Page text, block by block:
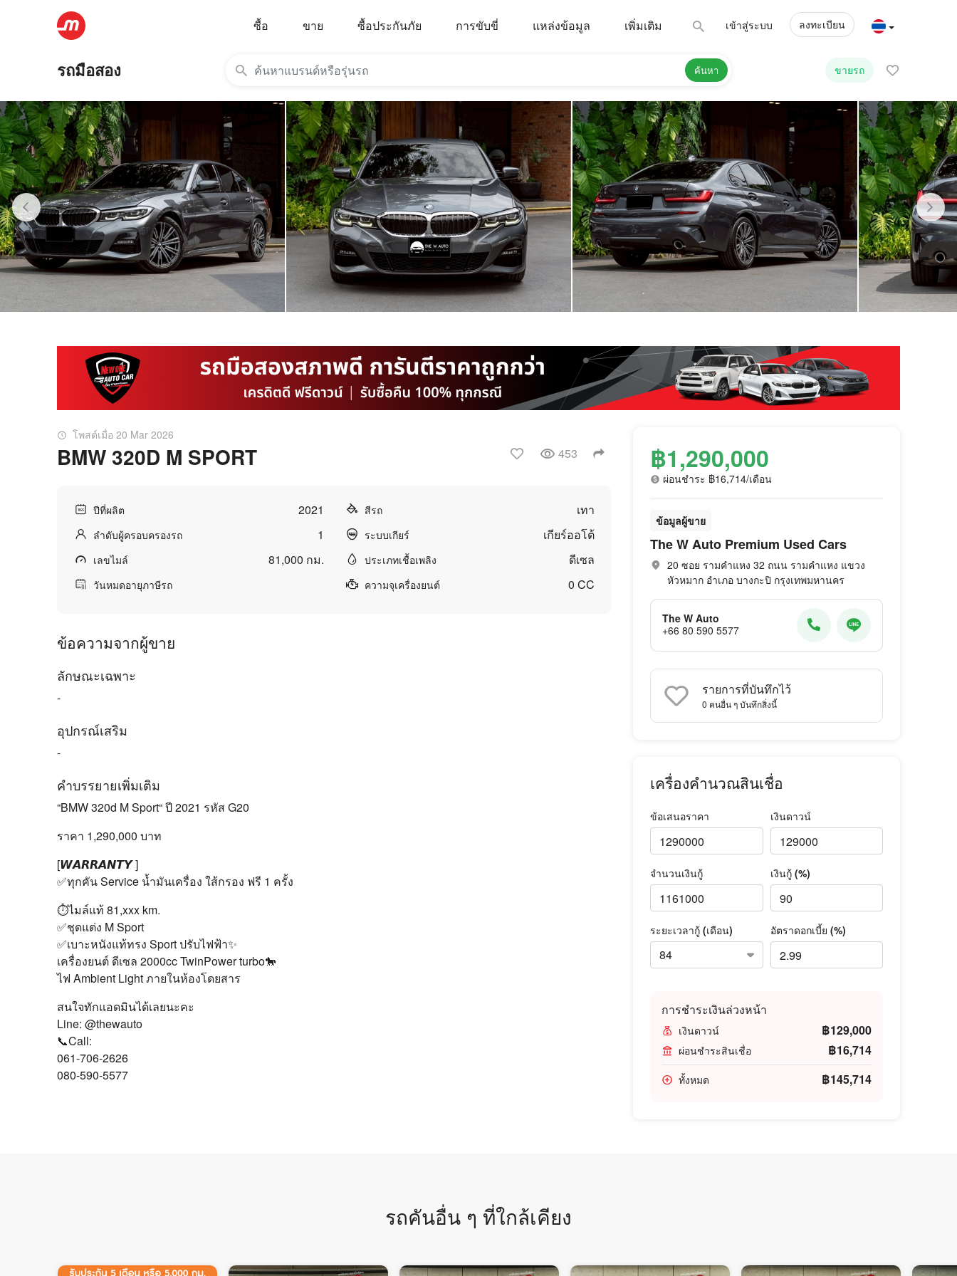
ซื้อ ขาย ซื้อประกันภัย การขับขี่ แหล่งข้อมูล เพิ่มเติม เข้าสู่ระบบ ลงทะเบียน
รถมือสอง ขายรถ
ค้นหา
โพสต์เมื่อ 20 Mar 2026
BMW 320D M SPORT 453
ปีที่ผลิต 2021
ลำดับผู้ครอบครองรถ 1
เลขไมล์ 81,000 กม.
วันหมดอายุภาษีรถ
สีรถ เทา
ระบบเกียร์ เกียร์ออโต้
ประเภทเชื้อเพลิง ดีเซล
ความจุเครื่องยนต์ 0 CC
ข้อความจากผู้ขาย
ลักษณะเฉพาะ
-
อุปกรณ์เสริม
-
คำบรรยายเพิ่มเติม
“BMW 320d M Sport“ ปี 2021 รหัส G20
ราคา 1,290,000 บาท
[𝙒𝘼𝙍𝙍𝘼𝙉𝙏𝙔 ]
✅ทุกคัน Service น้ำมันเครื่อง ใส้กรอง ฟรี 1 ครั้ง
⏱ไมล์แท้ 81,xxx km.
✅ชุดแต่ง M Sport
✅เบาะหนังแท้ทรง Sport ปรับไฟฟ้า✨
เครื่องยนต์ ดีเซล 2000cc TwinPower turbo🐎
ไฟ Ambient Light ภายในห้องโดยสาร
สนใจทักแอดมินได้เลยนะคะ
Line: @thewauto
📞Call:
061-706-2626
080-590-5577
฿1,290,000
ผ่อนชำระ ฿16,714/เดือน
ข้อมูลผู้ขาย
The W Auto Premium Used Cars
20 ซอย รามคำแหง 32 ถนน รามคำแหง แขวง
หัวหมาก อำเภอ บางกะปิ กรุงเทพมหานคร
The W Auto
+66 80 590 5577
รายการที่บันทึกไว้
0 คนอื่น ๆ บันทึกสิ่งนี้
เครื่องคำนวณสินเชื่อ
ข้อเสนอราคา เงินดาวน์
จำนวนเงินกู้ เงินกู้ (%)
ระยะเวลากู้ (เดือน) อัตราดอกเบี้ย (%)
การชำระเงินล่วงหน้า
เงินดาวน์ ฿129,000
ผ่อนชำระสินเชื่อ ฿16,714
ทั้งหมด ฿145,714
รถคันอื่น ๆ ที่ใกล้เคียง